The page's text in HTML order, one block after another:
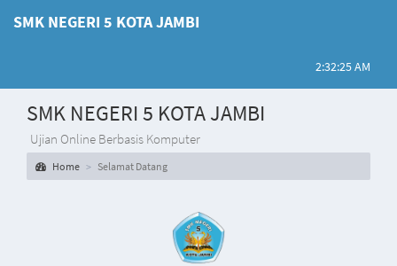
SMK NEGERI 5 KOTA JAMBI
2:32:25 AM
SMK NEGERI 5 KOTA JAMBI
Ujian Online Berbasis Komputer
Home Selamat Datang